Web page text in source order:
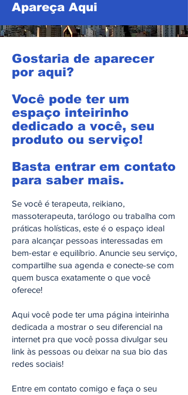
Apareça Aqui
Gostaria de aparecer
por aqui?
Você pode ter um
espaço inteirinho
dedicado a você, seu
produto ou serviço!
Basta entrar em contato
para saber mais.
Se você é terapeuta, reikiano,
massoterapeuta, tarólogo ou trabalha com
práticas holísticas, este é o espaço ideal
para alcançar pessoas interessadas em
bem-estar e equilíbrio. Anuncie seu serviço,
compartilhe sua agenda e conecte-se com
quem busca exatamente o que você
oferece!
Aqui você pode ter uma página inteirinha
dedicada a mostrar o seu diferencial na
internet pra que você possa divulgar seu
link às pessoas ou deixar na sua bio das
redes sociais!
Entre em contato comigo e faça o seu